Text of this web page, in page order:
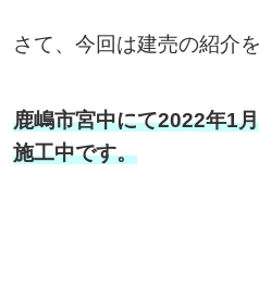
さて、今回は建売の紹介
鹿嶋市宮中にて2022年1
施工中です。